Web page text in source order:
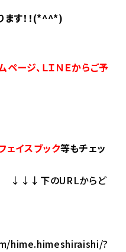
ます！！(*^^*)
ージ、ＬＩＮＥからご予
ェイスブック等もチェッ
からど
hime.himeshiraishi/?